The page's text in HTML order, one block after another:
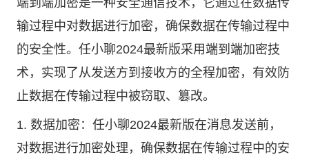
端到端加密是一种安全通信技术，它通过在数据传
输过程中对数据进行加密，确保数据在传输过程中
的安全性。任小聊2024最新版采用端到端加密技
术，实现了从发送方到接收方的全程加密，有效防
止数据在传输过程中被窃取、篡改。
1. 数据加密：任小聊2024最新版在消息发送前，
对数据进行加密处理，确保数据在传输过程中的安